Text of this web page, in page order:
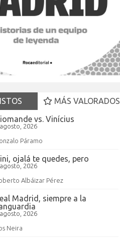
MÁS VALORADOS
vs. Vinícius
2026
Páramo
ojalá te quedes, pero
2026
Albáizar Pérez
Madrid, siempre a la
2026
Neira